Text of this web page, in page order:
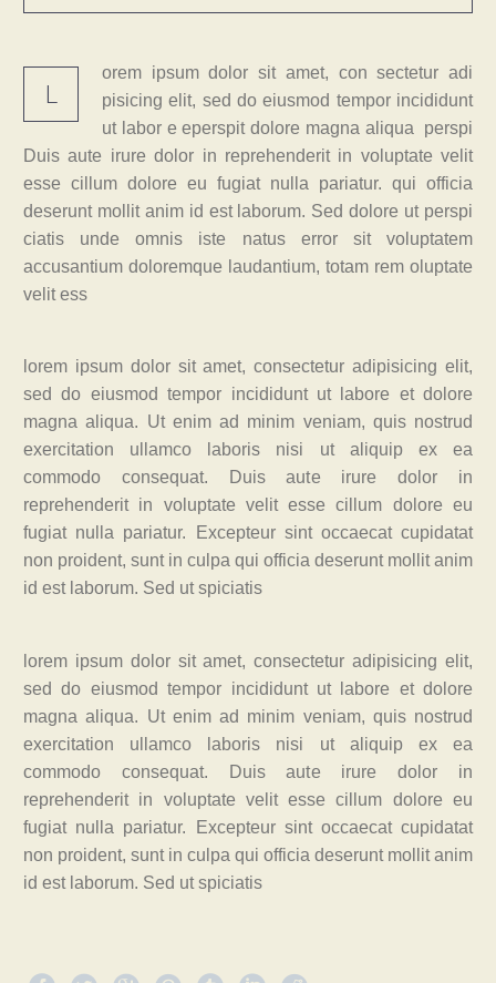
L
orem ipsum dolor sit amet, con sectetur adi
pisicing elit, sed do eiusmod tempor incididunt
ut labor e eperspit dolore magna aliqua perspi
Duis aute irure dolor in reprehenderit in voluptate velit
esse cillum dolore eu fugiat nulla pariatur. qui officia
deserunt mollit anim id est laborum. Sed dolore ut perspi
ciatis unde omnis iste natus error sit voluptatem
accusantium doloremque laudantium, totam rem oluptate
velit ess
lorem ipsum dolor sit amet, consectetur adipisicing elit,
sed do eiusmod tempor incididunt ut labore et dolore
magna aliqua. Ut enim ad minim veniam, quis nostrud
exercitation ullamco laboris nisi ut aliquip ex ea
commodo consequat. Duis aute irure dolor in
reprehenderit in voluptate velit esse cillum dolore eu
fugiat nulla pariatur. Excepteur sint occaecat cupidatat
non proident, sunt in culpa qui officia deserunt mollit anim
id est laborum. Sed ut spiciatis
lorem ipsum dolor sit amet, consectetur adipisicing elit,
sed do eiusmod tempor incididunt ut labore et dolore
magna aliqua. Ut enim ad minim veniam, quis nostrud
exercitation ullamco laboris nisi ut aliquip ex ea
commodo consequat. Duis aute irure dolor in
reprehenderit in voluptate velit esse cillum dolore eu
fugiat nulla pariatur. Excepteur sint occaecat cupidatat
non proident, sunt in culpa qui officia deserunt mollit anim
id est laborum. Sed ut spiciatis